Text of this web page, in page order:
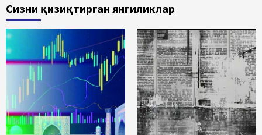
Сизни қизиқтирган янгиликлар